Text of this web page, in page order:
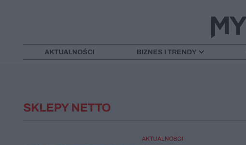
AKTUALNOŚCI BIZNES I TRENDY
SKLEPY NETTO
AKTUALNOŚCI